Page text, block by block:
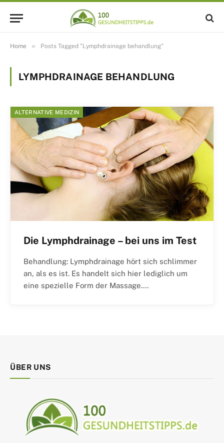
Home » Posts Tagged "Lymphdrainage behandlung"
LYMPHDRAINAGE BEHANDLUNG
ALTERNATIVE MEDIZIN
Die Lymphdrainage – bei uns im Test
Behandlung: Lymphdrainage hört sich schlimmer
an, als es ist. Es handelt sich hier lediglich um
eine spezielle Form der Massage.…
ÜBER UNS